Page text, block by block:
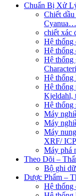
Chuẩn Bị Xử
Chiết
Cyanua…
chiết xác
Hệ thống
Hệ thống
Hệ thống
Hệ thống
Hệ thống
Kjeldahl,
Hệ thống
Máy
Máy
Máy
XRF/
Máy phá
Theo Dõi –
Bộ ghi
Dược Phẩm –
Hệ thống